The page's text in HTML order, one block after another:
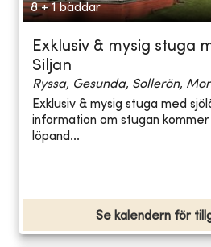
8 + 1 bäddar
Exklusiv & mysig stuga
Siljan
Ryssa, Gesunda, Sollerön,
Exklusiv & mysig stuga med
information om stugan
löpand...
Se kalendern för